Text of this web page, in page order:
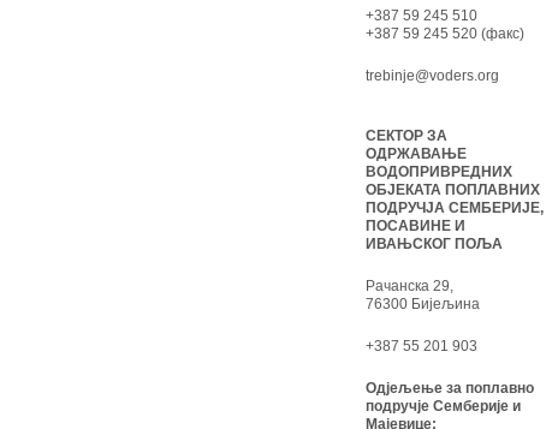
+387 59 245 510
+387 59 245 520 (факс)
trebinje@voders.org
СЕКТОР ЗА
ОДРЖАВАЊЕ
ВОДОПРИВРЕДНИХ
ОБЈЕКАТА ПОПЛАВНИХ
ПОДРУЧЈА СЕМБЕРИЈЕ,
ПОСАВИНЕ И
ИВАЊСКОГ ПОЉА
Рачанска 29,
76300 Бијељина
+387 55 201 903
Одјељење за поплавно
подручје Семберије и
Мајевице: